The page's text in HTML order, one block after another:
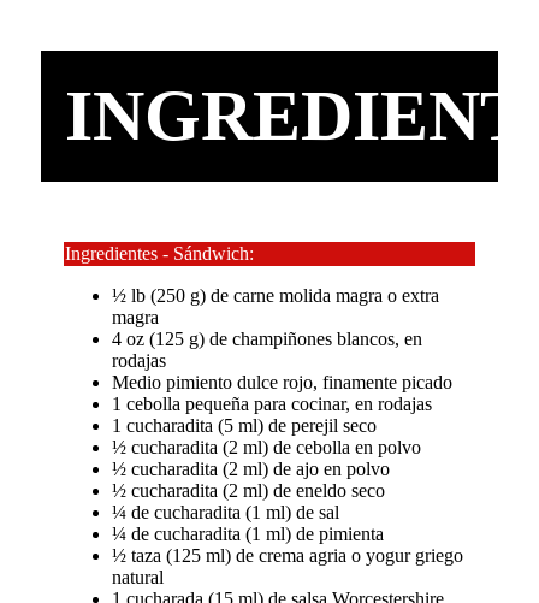
Ingredientes - Sándwich:
½ lb (250 g) de carne molida magra o extra
magra
4 oz (125 g) de champiñones blancos, en
rodajas
Medio pimiento dulce rojo, finamente picado
1 cebolla pequeña para cocinar, en rodajas
1 cucharadita (5 ml) de perejil seco
½ cucharadita (2 ml) de cebolla en polvo
½ cucharadita (2 ml) deajo en polvo
½ cucharadita (2 ml) deeneldo seco
¼ de cucharadita (1 ml) de sal
¼ de cucharadita (1 ml) de pimienta
½ taza (125 ml) de crema agria o yogur griego
natural
1 cucharada (15 ml) de salsa Worcestershire